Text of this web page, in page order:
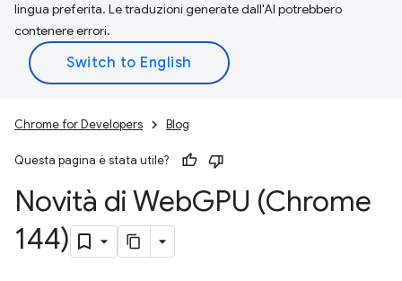
lingua preferita. Le traduzioni generate dall'AI potrebbero
contenere errori.
Chrome for Developers Blog
Questa pagina è stata utile?
Novità di WebGPU (Chrome
144)